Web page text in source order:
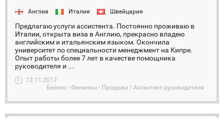
Англия Италия Швейцария
Предлагаю услуги ассистента. Постоянно проживаю в
Италии, открыта виза в Англию, прекрасно владею
английским и итальянским языком. Окончила
университет по специальности менеджмент на Кипре.
Опыт работы более 7 лет в качестве помощника
руководителя и ...
12.11.2017
Бизнес - Финансы - Продажи / Ассистент руководителя